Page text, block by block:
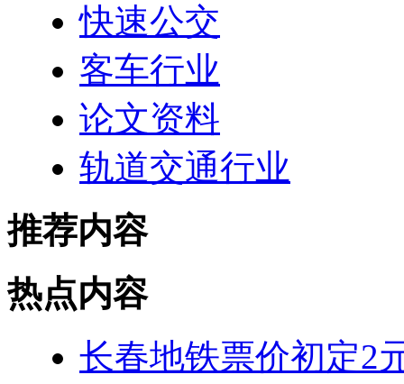
快速公交
客车行业
论文资料
轨道交通行业
推荐内容
热点内容
长春地铁票价初定2